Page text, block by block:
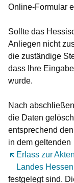
Online-Formular
Sollte das
Anliegen nicht
die zuständige
dass Ihre
wurde.
Nach
die Daten
entsprechend
in dem geltenden
Erlass zur
Landes Hessen
Öffnet sich in
festgelegt sind.